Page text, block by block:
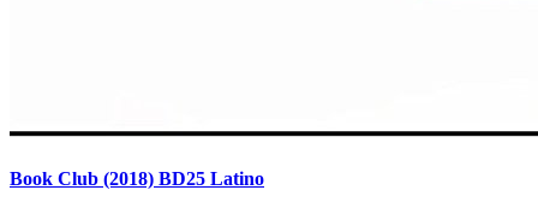
Book Club (2018) BD25 Latino